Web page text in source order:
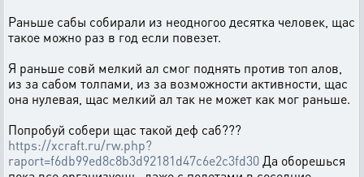
Раньше сабы собирали из неодногоо десятка человек, щас
такое можно раз в год если повезет.
Я раньше совй мелкий ал смог поднять против топ алов,
из за сабом толпами, из за возможности активности, щас
она нулевая, щас мелкий ал так не может как мог раньше.
Попробуй собери щас такой деф саб???
https://xcraft.ru/rw.php?
raport=f6db99ed8c8b3d92181d47c6e2c3fd30 Да оборешься